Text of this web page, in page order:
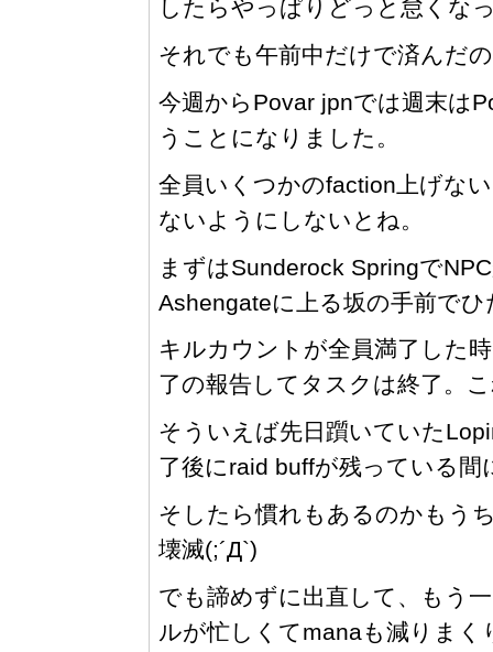
したらやっぱりどっと怠くな
それでも午前中だけで済んだ
今週からPovar jpnでは週末は
うことになりました。
全員いくつかのfaction上げな
ないようにしないとね。
まずはSunderock Springで
Ashengateに上る坂の手前で
キルカウントが全員満了した
了の報告してタスクは終了。
そういえば先日躓いていた
了後にraid buffが残っている
そしたら慣れもあるのかもう
壊滅(;´Д`)
でも諦めずに出直して、もう
ルが忙しくてmanaも減りま